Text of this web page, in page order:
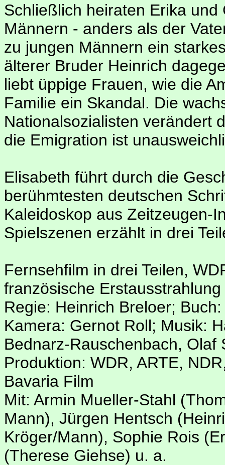
Schließlich heiraten Erika
Männern - anders als der
zu jungen Männern ein
älterer Bruder Heinrich
liebt üppige Frauen, wie die
Familie ein Skandal. Die
Nationalsozialisten verändert
die Emigration ist
Elisabeth führt durch die
berühmtesten deutschen
Kaleidoskop aus Zeitzeugen-
Spielszenen erzählt in drei
Fernsehfilm in drei Teilen,
französische Erstausstrahlung
Regie: Heinrich Breloer;
Kamera: Gernot Roll; Musik:
Bednarz-Rauschenbach,
Produktion: WDR, ARTE,
Bavaria Film
Mit: Armin Mueller-Stahl
Mann), Jürgen Hentsch
Kröger/Mann), Sophie Rois
(Therese Giehse) u. a.